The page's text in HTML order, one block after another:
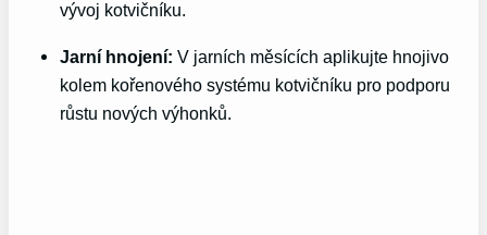
vývoj kotvičníku.
Jarní hnojení: V jarních měsících aplikujte hnojivo
kolem kořenového systému kotvičníku pro podporu
růstu nových výhonků.